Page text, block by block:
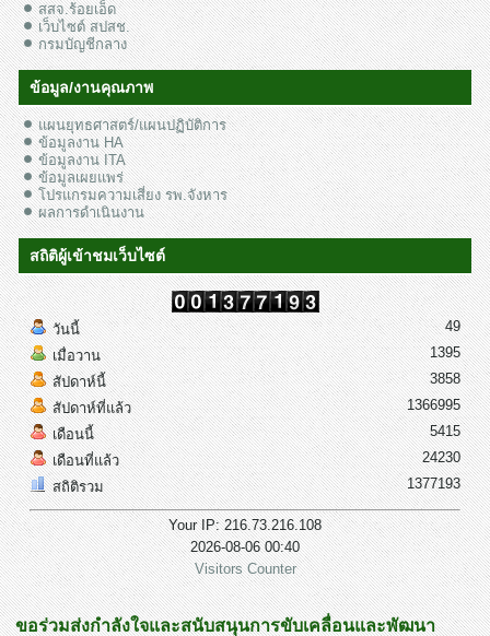
สสจ.ร้อยเอ็ด
เว็บไซต์ สปสช.
กรมบัญชีกลาง
ข้อมูล/งานคุณภาพ
แผนยุทธศาสตร์/แผนปฏิบัติการ
ข้อมูลงาน HA
ข้อมูลงาน ITA
ข้อมูลเผยแพร่
โปรแกรมความเสี่ยง รพ.จังหาร
ผลการดำเนินงาน
สถิติผู้เข้าชมเว็บไซต์
วันนี้
เมื่อวาน
สัปดาห์นี้
สัปดาห์ที่แล้ว
เดือนนี้
เดือนที่แล้ว
สถิติรวม
49
1395
3858
1366995
5415
24230
1377193
Your IP: 216.73.216.108
2026-08-06 00:40
Visitors Counter
ขอร่วมส่งกำลังใจและสนับสนุนการขับเคลื่อนและพัฒนา